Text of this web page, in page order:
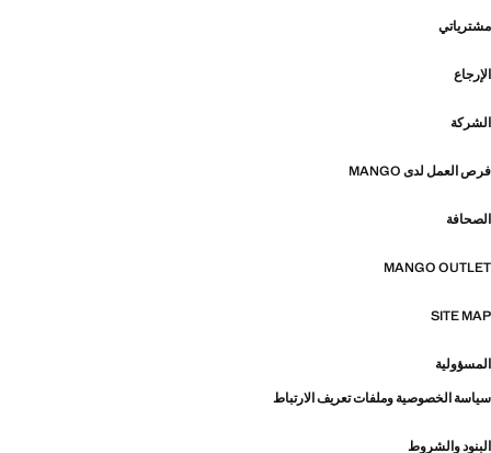
مشترياتي
الإرجاع
الشركة
فرص العمل لدى MANGO
الصحافة
MANGO OUTLET
SITE MAP
المسؤولية
سياسة الخصوصية وملفات تعريف الارتباط
البنود والشروط